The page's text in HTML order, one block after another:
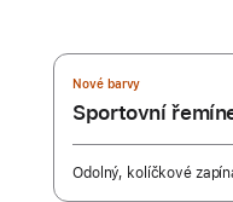
Nové barvy
Sportovní
Odolný, kolíčkové